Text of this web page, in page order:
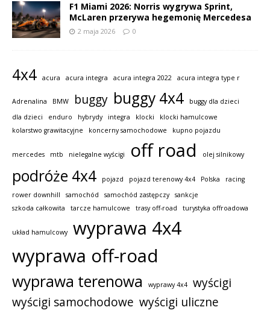
F1 Miami 2026: Norris wygrywa Sprint,
McLaren przerywa hegemonię Mercedesa
2 maja 2026 0
4x4 acura acura integra acura integra 2022 acura integra type r
Adrenalina BMW buggy buggy 4x4
buggy dla dzieci
dla dzieci
enduro hybrydy integra klocki
klocki hamulcowe
kolarstwo grawitacyjne
koncerny samochodowe kupno pojazdu
mercedes mtb nielegalne wyścigi off road olej silnikowy
podróże 4x4 pojazd pojazd terenowy 4x4 Polska
racing
rower downhill
samochód samochód zastępczy
sankcje
szkoda całkowita
tarcze hamulcowe trasy off-road turystyka offroadowa
układ hamulcowy
wyprawa 4x4
wyprawa off-road
wyprawa terenowa wyprawy 4x4
wyścigi
wyścigi samochodowe wyścigi uliczne